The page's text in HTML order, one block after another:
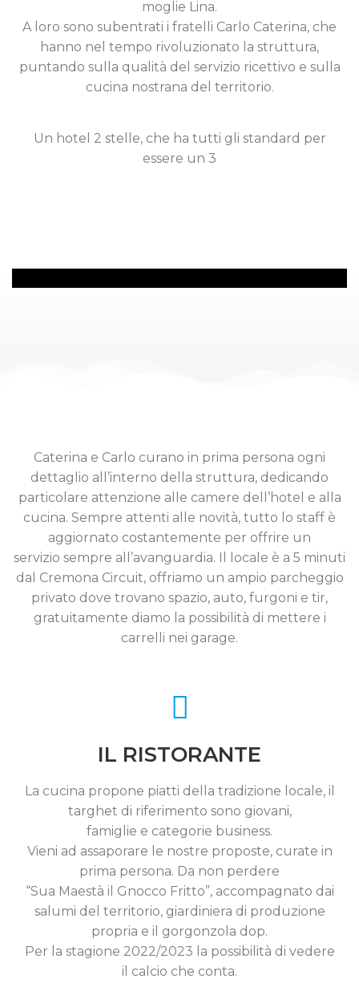
moglie Lina.
A loro sono subentrati i fratelli Carlo Caterina, che
hanno nel tempo rivoluzionato la struttura,
puntando sulla qualità del servizio ricettivo e sulla
cucina nostrana del territorio.
Un hotel 2 stelle, che ha tutti gli standard per
essere un 3
Caterina e Carlo curano in prima persona ogni
dettaglio all’interno della struttura, dedicando
particolare attenzione alle camere dell’hotel e alla
cucina. Sempre attenti alle novità, tutto lo staff è
aggiornato costantemente per offrire un
servizio sempre all’avanguardia.
Il locale è a 5 minuti
dal Cremona Circuit, offriamo un ampio parcheggio
privato dove trovano spazio, auto, furgoni e tir,
gratuitamente diamo la possibilità di mettere i
carrelli nei garage.
IL RISTORANTE
La cucina propone piatti della tradizione locale, il
targhet di riferimento sono giovani,
famiglie e categorie business.
Vieni ad assaporare le nostre proposte, curate in
prima persona. Da non perdere
“Sua Maestà il Gnocco Fritto”, accompagnato dai
salumi del territorio, giardiniera di produzione
propria e il gorgonzola dop.
Per la stagione 2022/2023 la possibilità di vedere
il calcio che conta.